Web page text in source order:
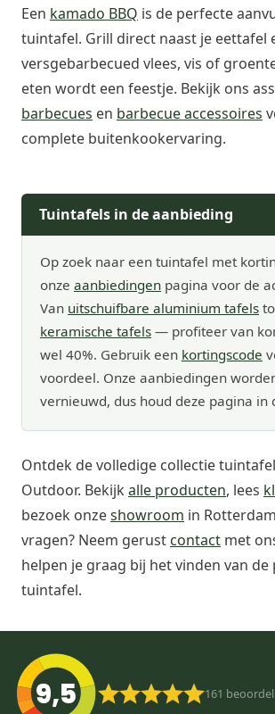
Een kamado BBQ is de perfecte
tuintafel. Grill direct naast je eettafel
versgebarbecued vlees, vis of
eten wordt een feestje. Bekijk ons
barbecues en barbecue accessoires
complete buitenkookervaring.
Tuintafels in de aanbieding
Op zoek naar een tuintafel met
onze aanbiedingen pagina voor de
Van uitschuifbare aluminium tafels
keramische tafels — profiteer van
wel 40%. Gebruik een kortingscode
voordeel. Onze aanbiedingen
vernieuwd, dus houd deze pagina in
Ontdek de volledige collectie
Outdoor. Bekijk alle producten, lees
bezoek onzeshowroom in
vragen? Neem gerust contact met
helpen je graag bij het vinden van de
tuintafel.
9,5 161